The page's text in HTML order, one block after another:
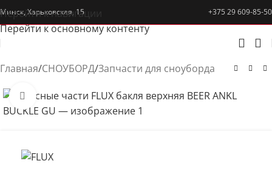
Перейти к навигации
Перейти к основному контенту
Минск, Харьковская, 15 +375 29 609-85-50
Главная/СНОУБОРД/Запчасти для сноуборда
Нажмите, чтобы увеличить